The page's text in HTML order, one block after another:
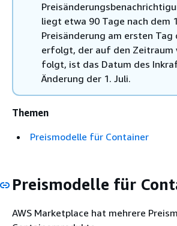
liegt etwa 90 Tage nach dem
Preisänderung am ersten Tag
erfolgt, der auf den Zeitraum
folgt, ist das Datum des
Änderung der 1. Juli.
Themen
Preismodelle für Container
Preismodelle für
AWS Marketplace hat mehrere